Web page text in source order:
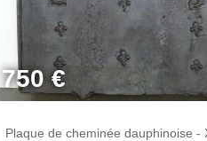
750 €
Plaque de cheminée dauphinoise -